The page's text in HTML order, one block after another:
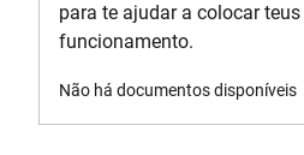
para te ajudar a colocar
funcionamento.
Não há documentos disponíveis